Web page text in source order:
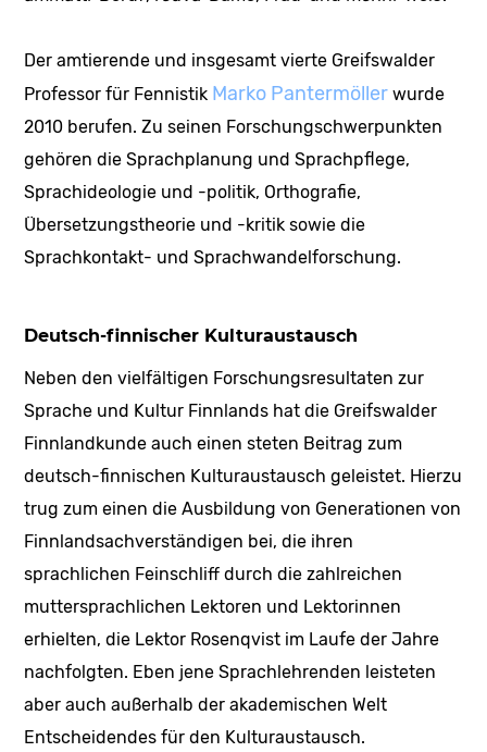
Der amtierende und insgesamt vierte Greifswalder
Professor für Fennistik Marko Pantermöller wurde
2010 berufen. Zu seinen Forschungschwerpunkten
gehören die Sprachplanung und Sprachpflege,
Sprachideologie und -politik, Orthografie,
Übersetzungstheorie und -kritik sowie die
Sprachkontakt- und Sprachwandelforschung.
Deutsch-finnischer Kulturaustausch
Neben den vielfältigen Forschungsresultaten zur
Sprache und Kultur Finnlands hat die Greifswalder
Finnlandkunde auch einen steten Beitrag zum
deutsch-finnischen Kulturaustausch geleistet. Hierzu
trug zum einen die Ausbildung von Generationen von
Finnlandsachverständigen bei, die ihren
sprachlichen Feinschliff durch die zahlreichen
muttersprachlichen Lektoren und Lektorinnen
erhielten, die Lektor Rosenqvist im Laufe der Jahre
nachfolgten. Eben jene Sprachlehrenden leisteten
aber auch außerhalb der akademischen Welt
Entscheidendes für den Kulturaustausch.